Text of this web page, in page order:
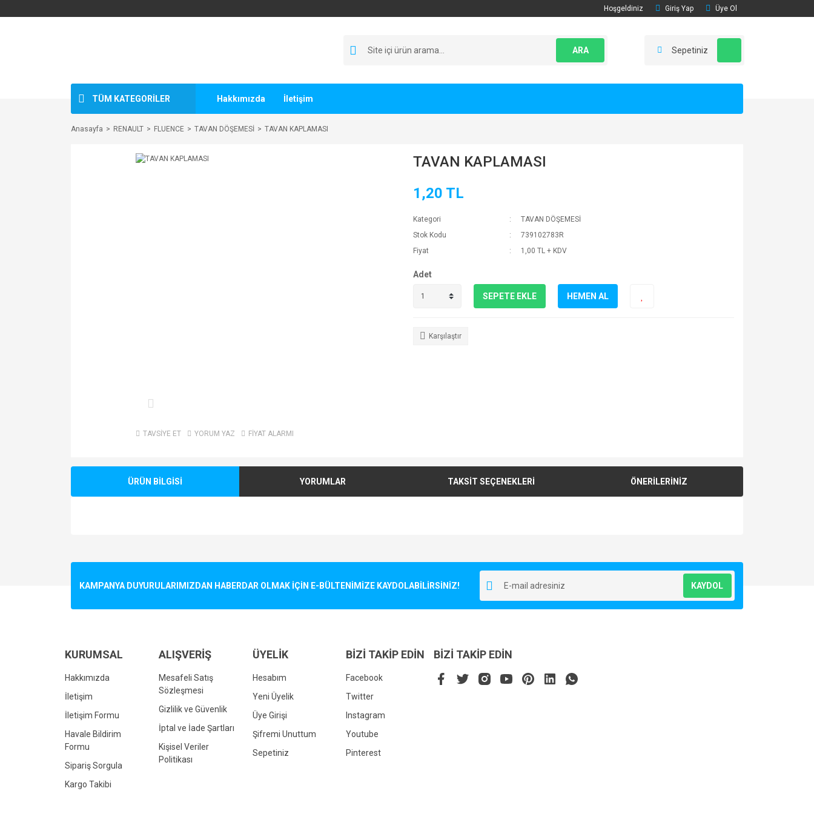
Hoşgeldiniz Giriş Yap Üye Ol
ARA Sepetiniz
TÜM KATEGORİLER Hakkımızda İletişim
Anasayfa RENAULT FLUENCE TAVAN DÖŞEMESİ TAVAN KAPLAMASI
TAVSİYE ET YORUM YAZ FİYAT ALARMI
TAVAN KAPLAMASI
1,20 TL
Kategori
TAVAN DÖŞEMESİ
Stok Kodu
739102783R
Fiyat
1,00 TL + KDV
Adet
SEPETE EKLE HEMEN AL
Karşılaştır
ÜRÜN BİLGİSİ YORUMLAR TAKSİT SEÇENEKLERİ ÖNERİLERİNİZ
Ürün resmi kalitesiz, bozuk veya görüntülenemiyor.
Bu ürüne benzer farklı alternatifler olmalı.
KAMPANYA DUYURULARIMIZDAN HABERDAR OLMAK İÇİN E-BÜLTENİMİZE KAYDOLABİLİRSİNİZ! KAYDOL
KURUMSAL
Hakkımızda
İletişim
İletişim Formu
Havale Bildirim
Formu
Sipariş Sorgula
Kargo Takibi
ALIŞVERİŞ
Mesafeli Satış
Sözleşmesi
Gizlilik ve Güvenlik
İptal ve İade Şartları
Kişisel Veriler
Politikası
ÜYELİK
Hesabım
Yeni Üyelik
Üye Girişi
Şifremi Unuttum
Sepetiniz
BİZİ TAKİP EDİN
Facebook
Twitter
Instagram
Youtube
Pinterest
BİZİ TAKİP EDİN